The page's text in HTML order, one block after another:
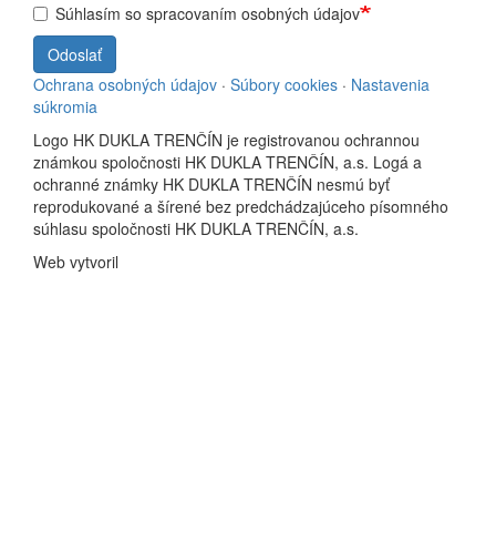
Súhlasím so spracovaním osobných údajov
Odoslať
Ochrana osobných údajov · Súbory cookies · Nastavenia
súkromia
Logo HK DUKLA TRENČÍN je registrovanou ochrannou
známkou spoločnosti HK DUKLA TRENČÍN, a.s. Logá a
ochranné známky HK DUKLA TRENČÍN nesmú byť
reprodukované a šírené bez predchádzajúceho písomného
súhlasu spoločnosti HK DUKLA TRENČÍN, a.s.
Web vytvoril